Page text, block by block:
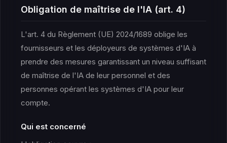
Obligation de maîtrise de l'IA (art. 4)
L'art. 4 du Règlement (UE) 2024/1689 oblige les
fournisseurs et les déployeurs de systèmes d'IA à
prendre des mesures garantissant un niveau suffisant
de maîtrise de l'IA de leur personnel et des
personnes opérant les systèmes d'IA pour leur
compte.
Qui est concerné